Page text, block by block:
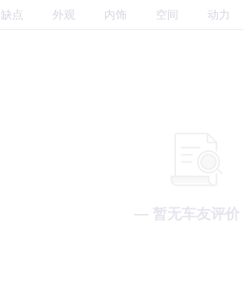
缺点 外观 内饰 空间 动力
— 暂无车友评